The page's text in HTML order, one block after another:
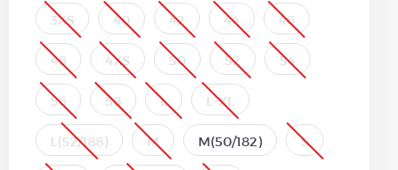
3XS 40 42 44 46
48 4XS 50 52 54
56 58 L L-XL
L(52/188) M M(50/182) S